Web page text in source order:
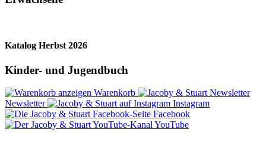
Katalog Herbst 2026
Kinder- und Jugendbuch
Warenkorb
Newsletter
Instagram
Facebook
YouTube